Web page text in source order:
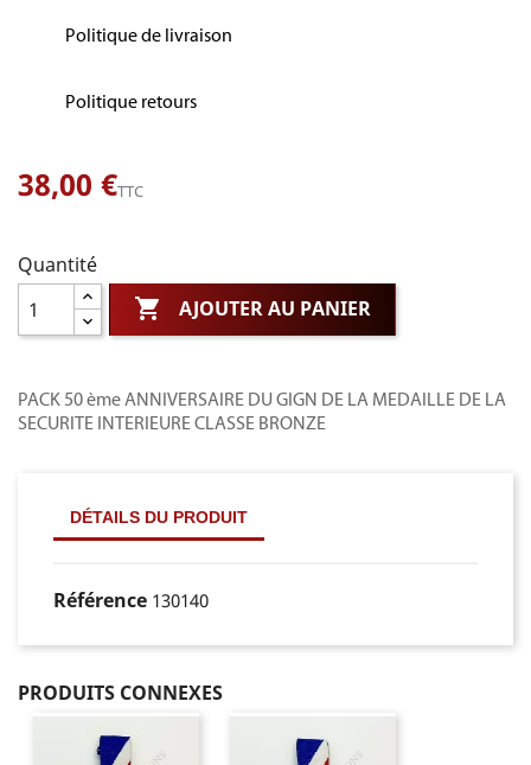
Politique de livraison
Politique retours
38,00 €TTC
Quantité
 AJOUTER AU PANIER
PACK 50 ème ANNIVERSAIRE DU GIGN DE LA MEDAILLE DE LA
SECURITE INTERIEURE CLASSE BRONZE
DÉTAILS DU PRODUIT
Référence 130140
PRODUITS CONNEXES